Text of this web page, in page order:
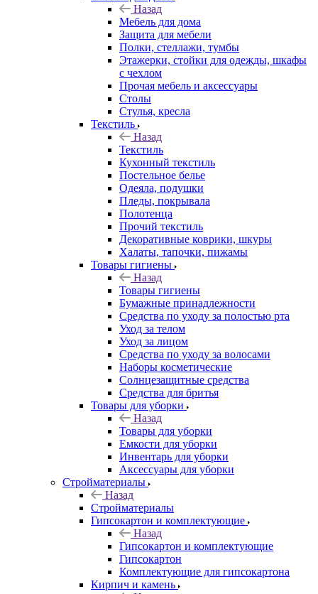
Назад
Мебель для дома
Защита для мебели
Полки, стеллажи, тумбы
Этажерки, стойки для одежды, шкафы
с чехлом
Прочая мебель и аксессуары
Столы
Стулья, кресла
Текстиль
Назад
Текстиль
Кухонный текстиль
Постельное белье
Одеяла, подушки
Пледы, покрывала
Полотенца
Прочий текстиль
Декоративные коврики, шкуры
Халаты, тапочки, пижамы
Товары гигиены
Назад
Товары гигиены
Бумажные принадлежности
Средства по уходу за полостью рта
Уход за телом
Уход за лицом
Средства по уходу за волосами
Наборы косметические
Солнцезащитные средства
Средства для бритья
Товары для уборки
Назад
Товары для уборки
Емкости для уборки
Инвентарь для уборки
Аксессуары для уборки
Стройматериалы
Назад
Стройматериалы
Гипсокартон и комплектующие
Назад
Гипсокартон и комплектующие
Гипсокартон
Комплектующие для гипсокартона
Кирпич и камень